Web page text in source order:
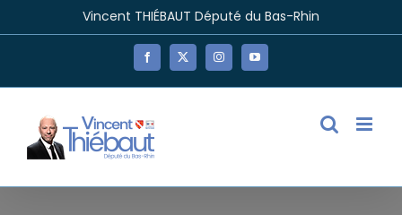
Vincent THIÉBAUT Député du Bas-Rhin
Facebook
X InstagramYouTube